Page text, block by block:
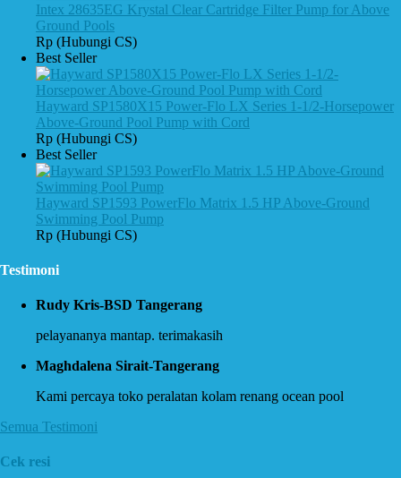
Intex 28635EG Krystal Clear Cartridge Filter Pump for Above
Ground Pools
Rp (Hubungi CS)
Best Seller
Hayward SP1580X15 Power-Flo LX Series 1-1/2-Horsepower
Above-Ground Pool Pump with Cord
Rp (Hubungi CS)
Best Seller
Hayward SP1593 PowerFlo Matrix 1.5 HP Above-Ground
Swimming Pool Pump
Rp (Hubungi CS)
Testimoni
Rudy Kris-BSD Tangerang
pelayananya mantap. terimakasih
Maghdalena Sirait-Tangerang
Kami percaya toko peralatan kolam renang ocean pool
Semua Testimoni
Cek resi